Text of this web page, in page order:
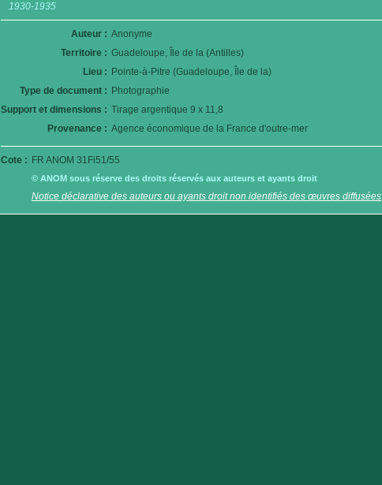
1930-1935
Auteur : Anonyme
Territoire : Guadeloupe, Île de la (Antilles)
Lieu : Pointe-à-Pitre (Guadeloupe, Île de la)
Type de document : Photographie
Support et dimensions : Tirage argentique 9 x 11,8
Provenance : Agence économique de la France d'outre-mer
Cote : FR ANOM 31Fi51/55
© ANOM sous réserve des droits réservés aux auteurs et ayants droit
Notice déclarative des auteurs ou ayants droit non identifiés des œuvres diffusées